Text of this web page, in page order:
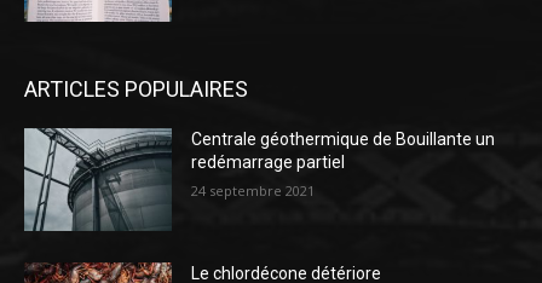
ARTICLES POPULAIRES
Centrale géothermique de Bouillante un
redémarrage partiel
24 septembre 2021
Le chlordécone détériore